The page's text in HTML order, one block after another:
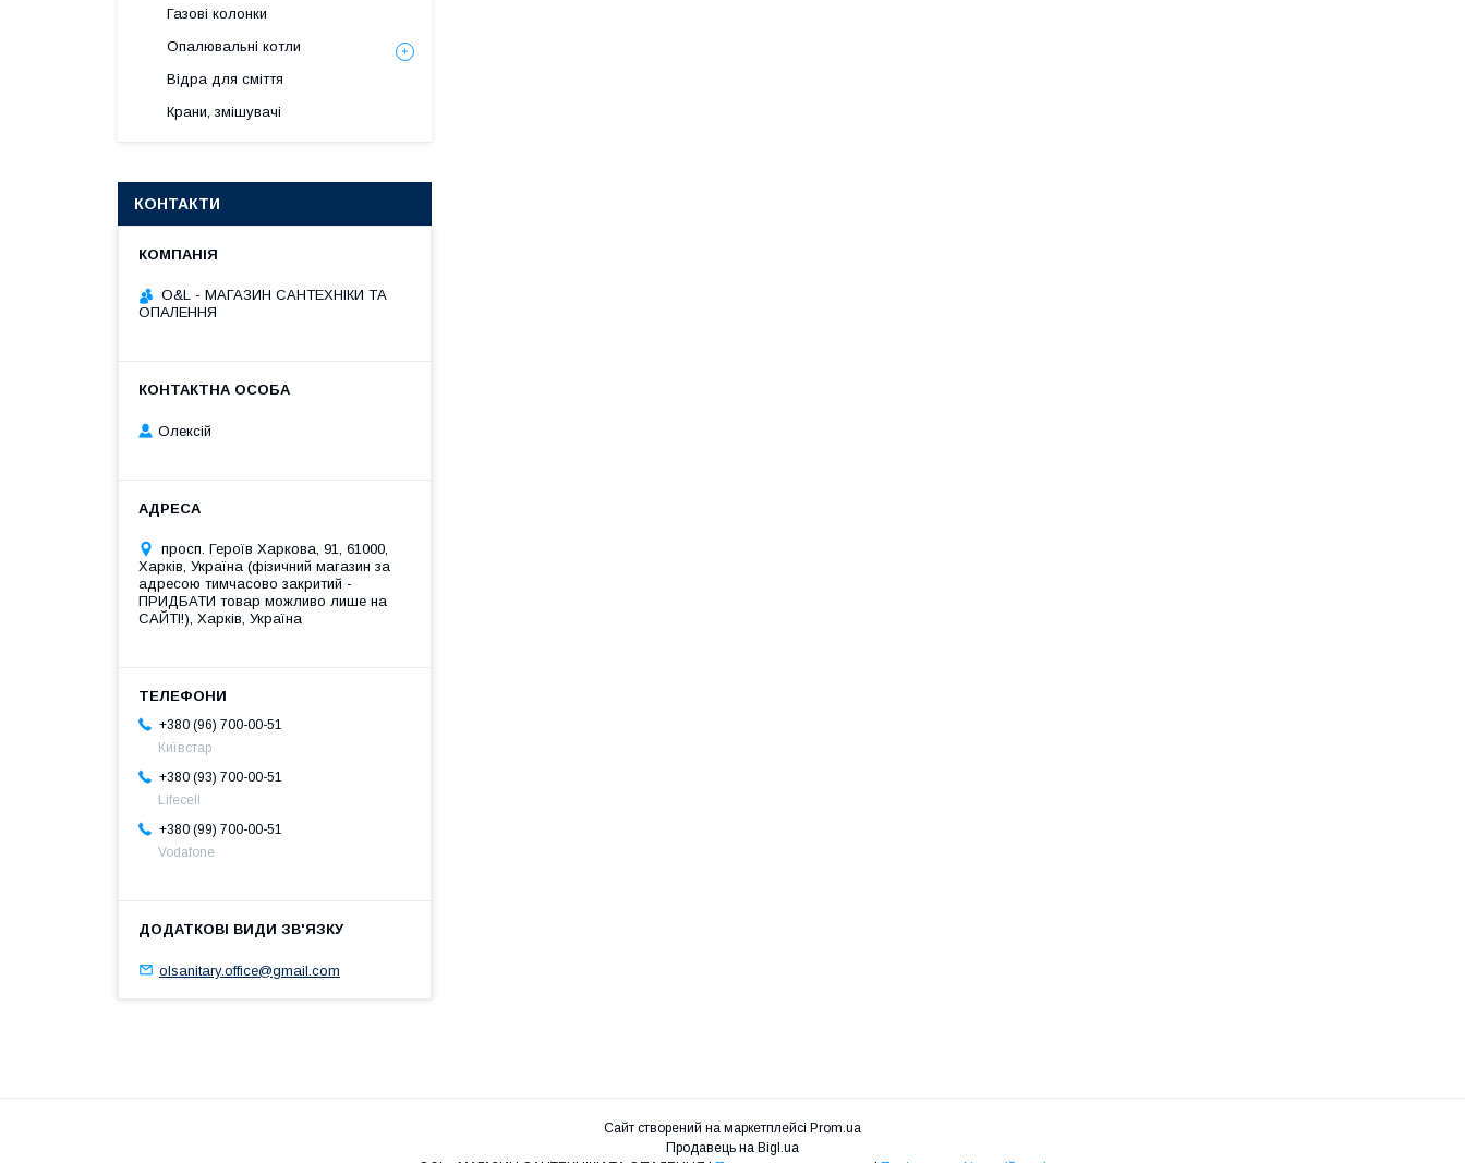
Газові колонки
Опалювальні котли
Відра для сміття
Крани, змішувачі
КОНТАКТИ
O&L - МАГАЗИН САНТЕХНІКИ ТА
ОПАЛЕННЯ
Олексій
просп. Героїв Харкова, 91, 61000,
Харків, Україна (фізичний магазин за
адресою тимчасово закритий -
ПРИДБАТИ товар можливо лише на
САЙТІ!), Харків, Україна
+380 (96) 700-00-51
Київстар
+380 (93) 700-00-51
Lifecell
+380 (99) 700-00-51
Vodafone
olsanitary.office@gmail.com
Сайт створений на маркетплейсі Prom.ua
Продавець на Bigl.ua